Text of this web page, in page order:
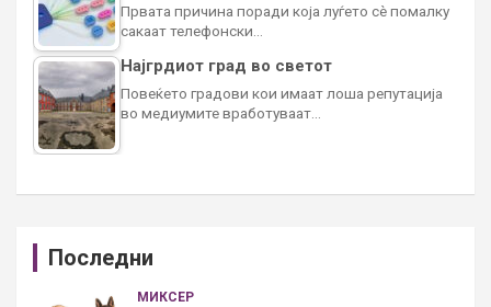
Првата причина поради која луѓето сè помалку
сакаат телефонски…
Најгрдиот град во светот
Повеќето градови кои имаат лоша репутација
во медиумите вработуваат…
Последни
МИКСЕР